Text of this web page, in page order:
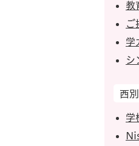
教
ご
学
シ
西
学